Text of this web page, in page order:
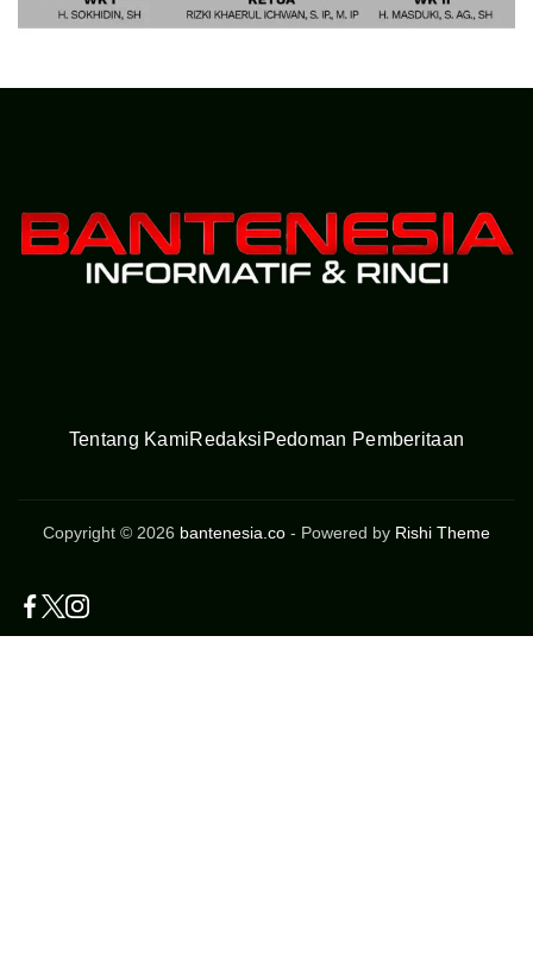
Tentang KamiRedaksi Pedoman Pemberitaan
Copyright © 2026 bantenesia.co - Powered by Rishi Theme